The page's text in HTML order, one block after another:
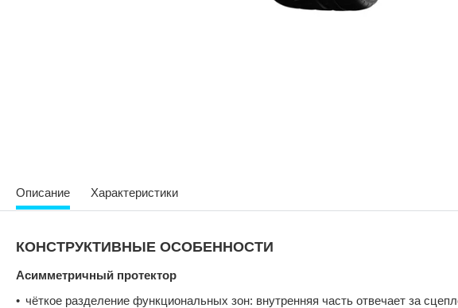
Описание Характеристики
КОНСТРУКТИВНЫЕ ОСОБЕННОСТИ
Асимметричный протектор
чёткое разделение функциональных зон: внутренняя часть отвечает за